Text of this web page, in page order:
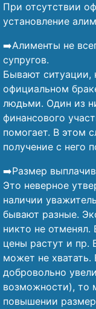
При отсутствии
установление
➡️Алименты не
супругов.
Бывают ситуации,
официальном
людьми. Один из
финансового
помогает. В этом
получение с него
➡️Размер
Это неверное
наличии
бывают разные.
никто не
цены растут и пр.
может не хватать.
добровольно
возможности), то
повышении